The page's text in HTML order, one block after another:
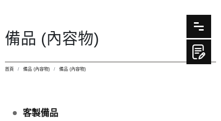
備品 (內容物)
首頁 備品 (內容物) 備品 (內容物)
客製備品